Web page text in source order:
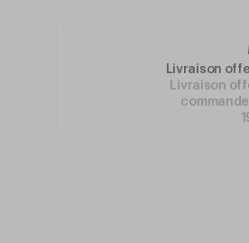
Livraison
Livraison